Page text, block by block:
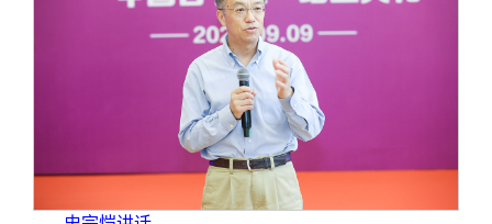
校友文苑
校友讲坛
校友视界
三创大赛
实用信息
会长致辞
总会章程
理事会名单
制度法规